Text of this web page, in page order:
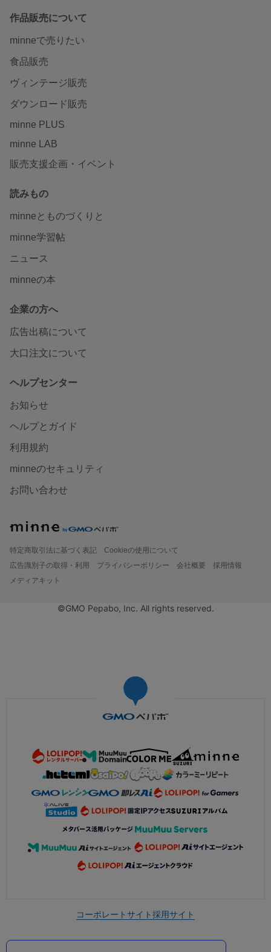
作品販売について
minneで売りたい
食品販売
ヴィンテージ販売
ダウンロード販売
minne PLUS
minne LAB
販売支援企画・イベント
読みもの
minneとものづくりと
minne学習帖
ニュース
minneの本
企業の方へ
広告出稿について
大口注文について
ヘルプセンター
お知らせ
ヘルプとガイド
利用規約
minneのセキュリティ
お問い合わせ
特定商取引法に基づく表記
Cookieの使用について
広告識別子の取得・利用
プライバシーポリシー 会社概要
採用情報
メディアキット
©GMO Pepabo, Inc. All rights reserved.
コーポレートサイト採用サイト